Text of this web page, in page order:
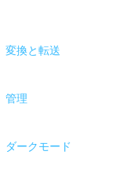
変換と転送
管理
ダークモード